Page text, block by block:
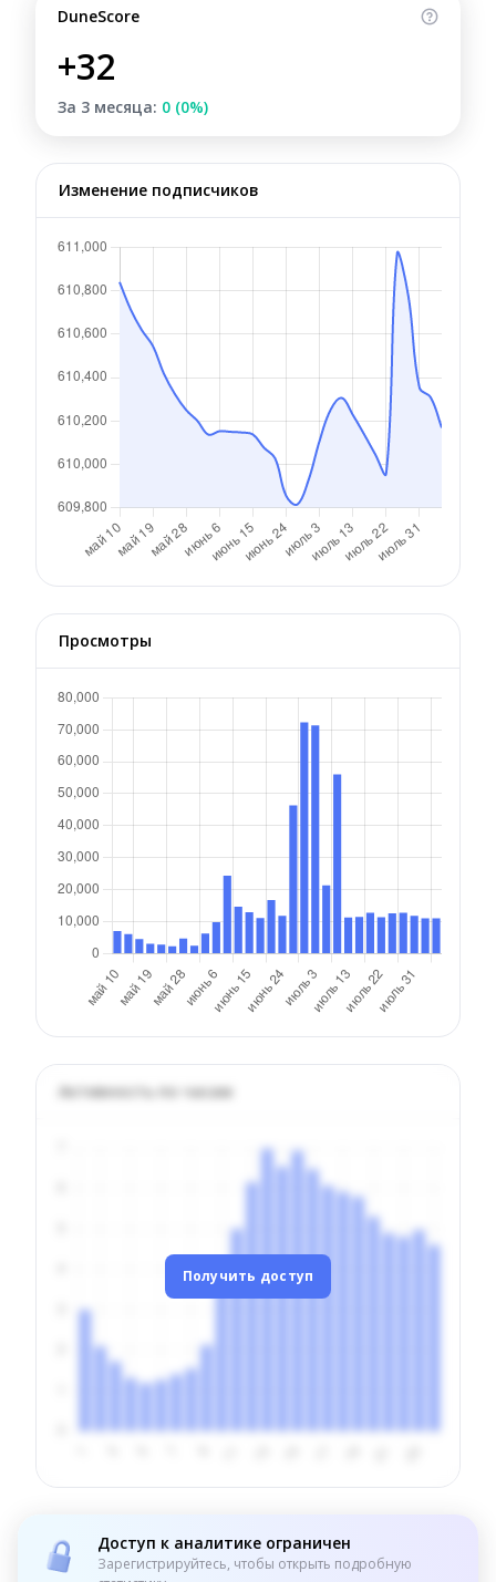
DuneScore
+32
За 3 месяца: 0 (0%)
Изменение подписчиков
Просмотры
Активность по часам
Получить доступ
Доступ к аналитике ограничен
Зарегистрируйтесь, чтобы открыть подробную